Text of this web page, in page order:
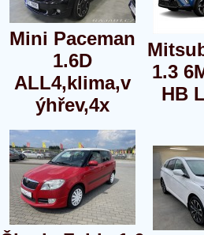
Mini Paceman
1.6D
ALL4,klima,v
ýhřev,4x
1.3
HB